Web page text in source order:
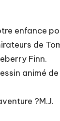
enfance
de
Finn.
animé
?M.J.